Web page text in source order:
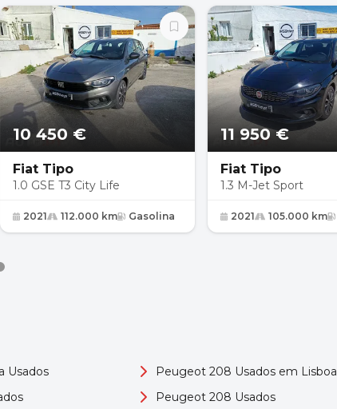
10 450 €
Fiat Tipo
1.0 GSE T3 City Life
2021 112.000 km Gasolina
11 950 €
Fiat Tipo
1.3 M-Jet Sport
2021 105.000 km
Usados
Peugeot 208 Usados em Lisboa
Peugeot 208 Usados